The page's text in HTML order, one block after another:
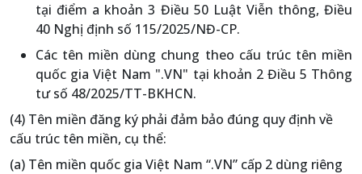
tại điểm a khoản 3 Điều 50 Luật Viễn thông, Điều
40 Nghị định số 115/2025/NĐ-CP.
Các tên miền dùng chung theo cấu trúc tên miền
quốc gia Việt Nam ".VN" tại khoản 2 Điều 5 Thông
tư số 48/2025/TT-BKHCN.
(4) Tên miền đăng ký phải đảm bảo đúng quy định về
cấu trúc tên miền, cụ thể:
(a) Tên miền quốc gia Việt Nam “.VN” cấp 2 dùng riêng